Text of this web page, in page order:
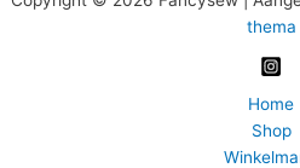
thema
Home
Shop